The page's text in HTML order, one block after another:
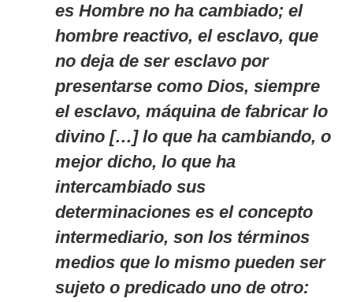
es Hombre no ha cambiado; el
hombre reactivo, el esclavo, que
no deja de ser esclavo por
presentarse como Dios, siempre
el esclavo, máquina de fabricar lo
divino […] lo que ha cambiando, o
mejor dicho, lo que ha
intercambiado sus
determinaciones es el concepto
intermediario, son los términos
medios que lo mismo pueden ser
sujeto o predicado uno de otro: